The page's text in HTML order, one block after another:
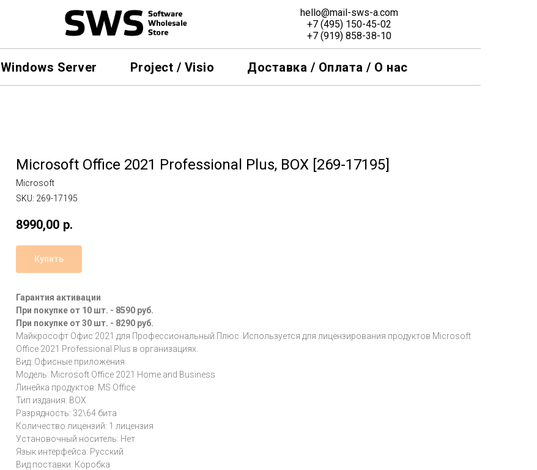
hello@mail-sws-a.com
+7 (495) 150-45-02
+7 (919) 858-38-10
Windows Server Project / Visio Доставка / Оплата / О нас
Microsoft Office 2021 Professional Plus, BOX [269-17195]
Microsoft
SKU: 269-17195
8990,00 р.
Купить
Гарантия активации
При покупке от 10 шт. - 8590 руб.
При покупке от 30 шт. - 8290 руб.
Майкрософт Офис 2021 для Профессиональный Плюс. Используется для лицензирования продуктов Microsoft
Office 2021 Professional Plus в организациях.
Вид: Офисные приложения
Модель: Microsoft Office 2021 Home and Business
Линейка продуктов: MS Office
Тип издания: BOX
Разрядность: 32\64 бита
Количество лицензий: 1 лицензия
Установочный носитель: Нет
Язык интерфейса: Русский
Вид поставки: Коробка